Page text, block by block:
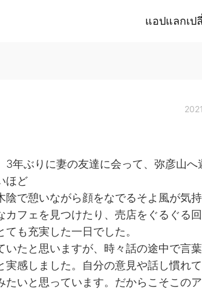
แอปแลกเป
年ぶりに妻の友達に会って、弥彦山へ
ほど
で憩いながら顔をなでるそよ風が気
フェを見つけたり、売店をぐるぐる
も充実した一日でした。
たと思いますが、時々話の途中で言
実感しました。自分の意見や話し慣れ
いと思っています。だからこそこの